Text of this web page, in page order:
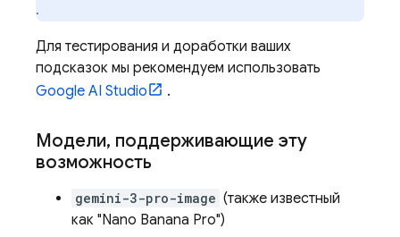
.
Для тестирования и доработки ваших
подсказок мы рекомендуем использовать
Google AI Studio
.
Модели, поддерживающие эту
возможность
gemini-3-pro-image (также известный
как "Nano Banana Pro")